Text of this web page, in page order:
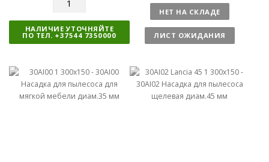
л
и
ч
с
т
в
НАЛИЧИЕ УТОЧНЯЙТЕ
ПО ТЕЛ. +37544 7350000
л
и
ч
е
в
о
НЕТ НА СКЛАДЕ
ЛИСТ ОЖИДАНИЯ